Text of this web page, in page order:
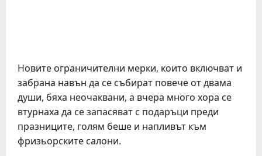
Новите ограничителни мерки, които включват и
забрана навън да се събират повече от двама
души, бяха неочаквани, а вчера много хора се
втурнаха да се запасяват с подаръци преди
празниците, голям беше и напливът към
фризьорските салони.